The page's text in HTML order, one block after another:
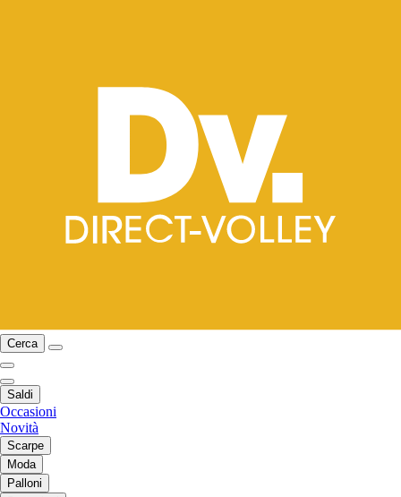
Cerca
Saldi
Occasioni
Novità
Scarpe
Moda
Palloni